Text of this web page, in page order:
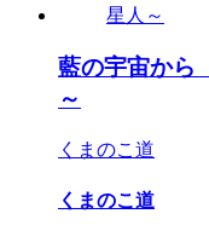
藍の宇宙から
～
くまのこ道
くまのこ道